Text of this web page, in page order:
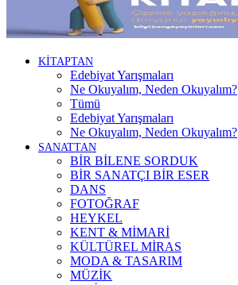
KİTAPTAN
Edebiyat Yarışmaları
Ne Okuyalım, Neden Okuyalım?
Tümü
Edebiyat Yarışmaları
Ne Okuyalım, Neden Okuyalım?
SANATTAN
BİR BİLENE SORDUK
BİR SANATÇI BİR ESER
DANS
FOTOĞRAF
HEYKEL
KENT & MİMARİ
KÜLTÜREL MİRAS
MODA & TASARIM
MÜZİK